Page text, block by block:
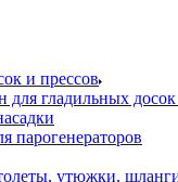
и прессов
для гладильных досок
парогенераторов
утюжки,